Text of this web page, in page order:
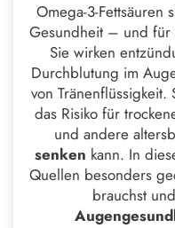
Omega-3-
Gesundheit – und
Sie wirken
Durchblutung im
von
das Risiko für
und andere
senken kann. In
Quellen besonders
brauchst